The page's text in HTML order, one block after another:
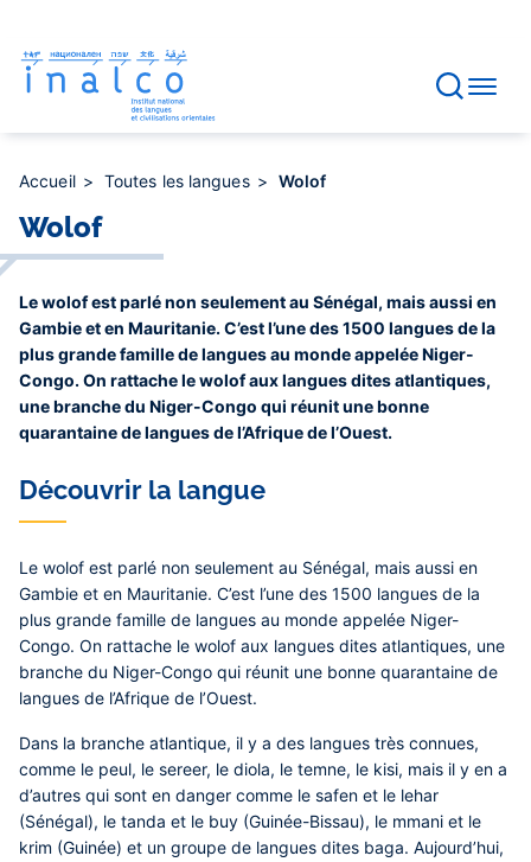
contenu
principal
Accueil Toutes les langues Wolof
Wolof
Le wolof est parlé non seulement au Sénégal, mais aussi en
Gambie et en Mauritanie. C’est l’une des 1500 langues de la
plus grande famille de langues au monde appelée Niger-
Congo. On rattache le wolof aux langues dites atlantiques,
une branche du Niger-Congo qui réunit une bonne
quarantaine de langues de l’Afrique de l’Ouest.
Découvrir la langue
Le wolof est parlé non seulement au Sénégal, mais aussi en
Gambie et en Mauritanie. C’est l’une des 1500 langues de la
plus grande famille de langues au monde appelée Niger-
Congo. On rattache le wolof aux langues dites atlantiques, une
branche du Niger-Congo qui réunit une bonne quarantaine de
langues de l’Afrique de l’Ouest.
Dans la branche atlantique, il y a des langues très connues,
comme le peul, le sereer, le diola, le temne, le kisi, mais il y en a
d’autres qui sont en danger comme le safen et le lehar
(Sénégal), le tanda et le buy (Guinée-Bissau), le mmani et le
krim (Guinée) et un groupe de langues dites baga. Aujourd’hui,